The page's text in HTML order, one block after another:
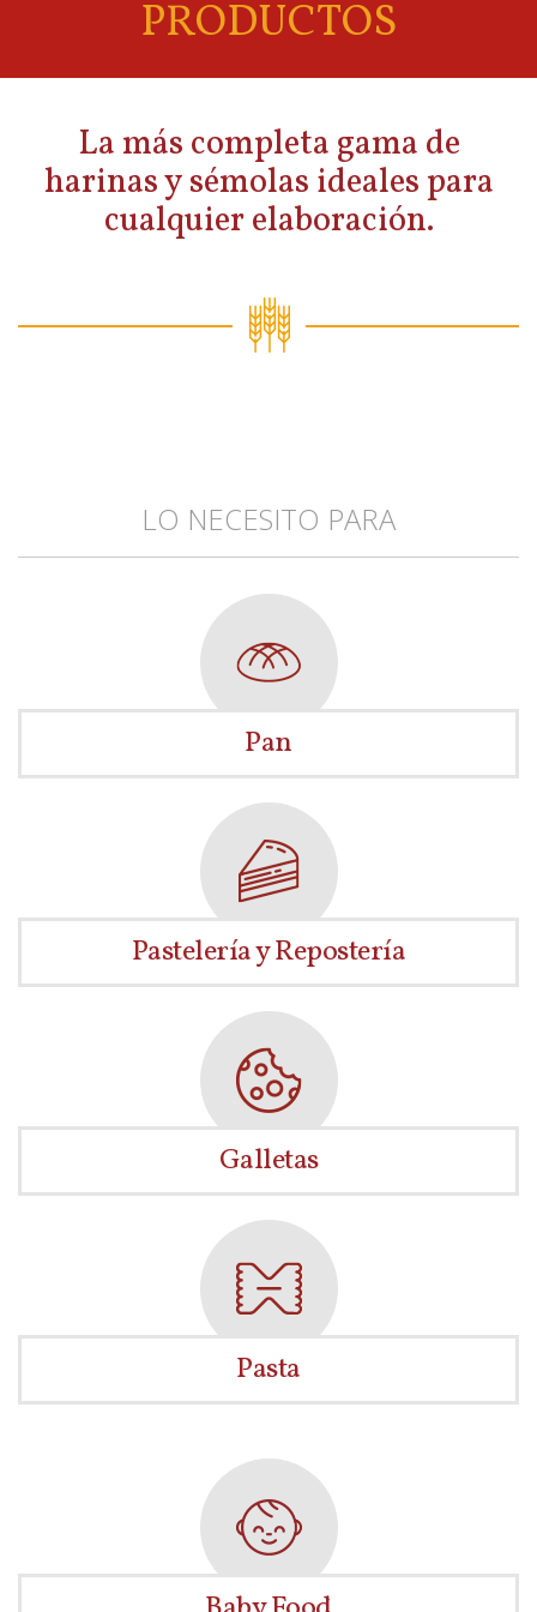
PRODUCTOS
La más completa gama de
harinas y sémolas ideales para
cualquier elaboración.
LO NECESITO PARA
Pan
Pastelería y Repostería
Galletas
Pasta